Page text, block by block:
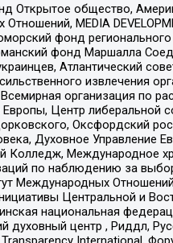
Открытое общество,
MEDIA
фонд регионального
фонд Маршалла
Атлантический
извлечения
организация по
Центр либеральной
Оксфордский
Духовное Управление
Колледж, Международное
по наблюдению за
Международных
Центральной и
национальная
центр , Риддл,